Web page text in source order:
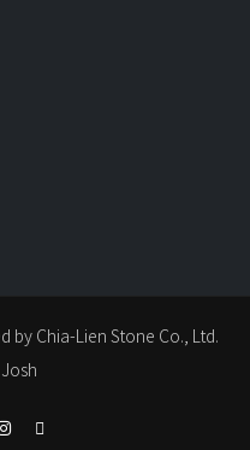
by Chia-Lien Stone Co., Ltd.